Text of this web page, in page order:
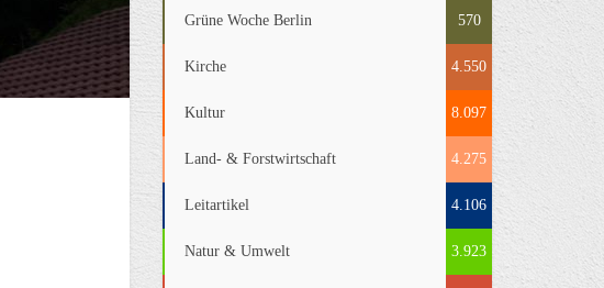
Grüne Woche Berlin 570
Kirche 4.550
Kultur 8.097
Land- & Forstwirtschaft 4.275
Leitartikel 4.106
Natur & Umwelt 3.923